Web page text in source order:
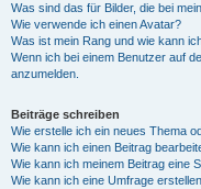
Was sind das für Bilder, die bei
Wie verwende ich einen Avatar?
Was ist mein Rang und wie kann
Wenn ich bei einem Benutzer auf
anzumelden.
Beiträge schreiben
Wie erstelle ich ein neues Thema
Wie kann ich einen Beitrag
Wie kann ich meinem Beitrag eine
Wie kann ich eine Umfrage